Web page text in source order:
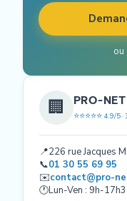
ou
🏢 PRO-
⭐⭐⭐⭐⭐ 4.9/5 ·
📍226 rue Jacques
📞01 30 55 69 95
✉️contact@pro-
🕐Lun-Ven : 9h-